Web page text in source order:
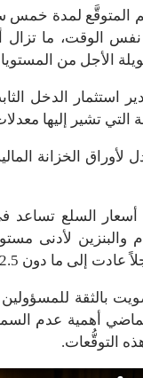
الأجل من
استثمار الدخل
التي تشير إليها
لأوراق الخزانة
السلع تساعد
والبنزين لأدنى
الذي كان فيه مؤشر أسعار المستهلكين عند 8.5% في يوليو.
بالثقة
أهمية عدم
التوقُّعات.